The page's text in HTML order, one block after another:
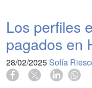
Los perfiles
pagados en
28/02/2025 Sofía